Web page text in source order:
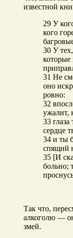
известной
29 У
кого
30 У
которые
31 Не
оно
ровно:
32
ужалит,
33
сердце
34 и ты
спящий
35 [И
больно;
Так что,
алкоголю —
змей.